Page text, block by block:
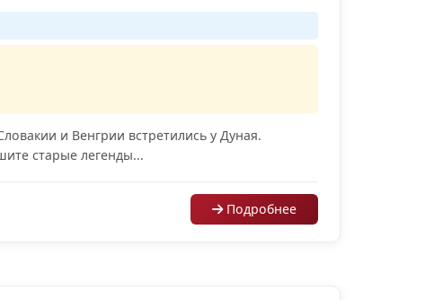
и Венгрии встретились у Дуная.
старые легенды...
Подробнее